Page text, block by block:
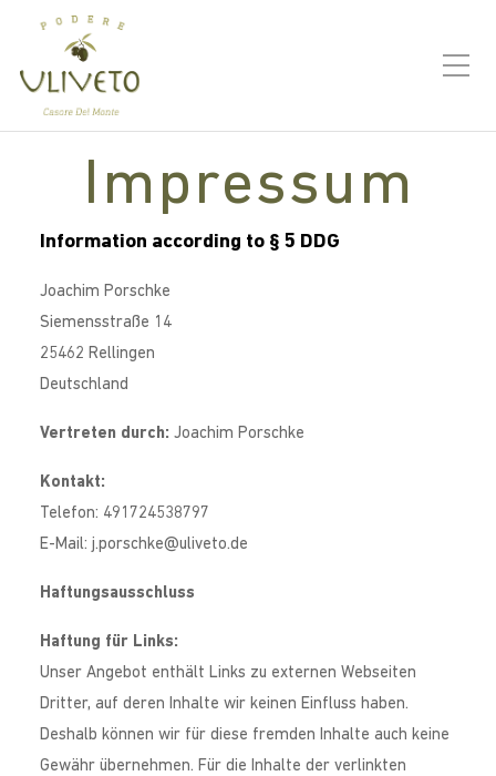
Impressum
Information according to § 5 DDG
Joachim Porschke
Siemensstraße 14
25462 Rellingen
Deutschland
Vertreten durch: Joachim Porschke
Kontakt:
Telefon: 491724538797
E-Mail: j.porschke@uliveto.de
Haftungsausschluss
Haftung für Links:
Unser Angebot enthält Links zu externen Webseiten
Dritter, auf deren Inhalte wir keinen Einfluss haben.
Deshalb können wir für diese fremden Inhalte auch keine
Gewähr übernehmen. Für die Inhalte der verlinkten